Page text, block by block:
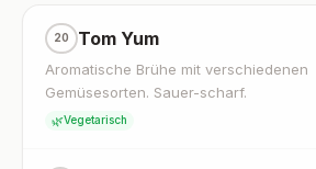
20 Tom Yum
Aromatische Brühe mit verschiedenen
Gemüsesorten. Sauer-scharf.
🌿Vegetarisch